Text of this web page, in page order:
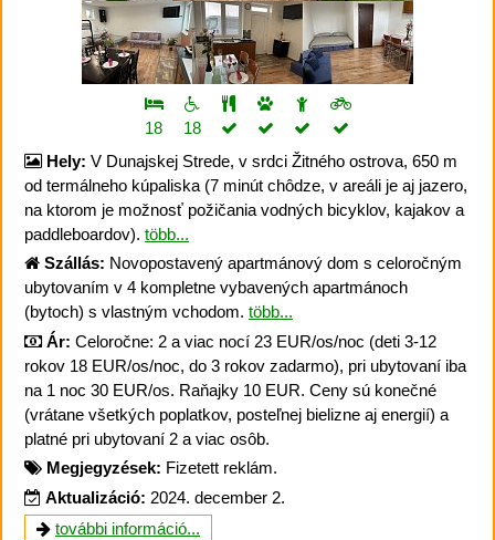
18
18
Hely: V Dunajskej Strede, v srdci Žitného ostrova, 650 m
od termálneho kúpaliska (7 minút chôdze, v areáli je aj jazero,
na ktorom je možnosť požičania vodných bicyklov, kajakov a
paddleboardov). több...
Szállás: Novopostavený apartmánový dom s celoročným
ubytovaním v 4 kompletne vybavených apartmánoch
(bytoch) s vlastným vchodom. több...
Ár: Celoročne: 2 a viac nocí 23 EUR/os/noc (deti 3-12
rokov 18 EUR/os/noc, do 3 rokov zadarmo), pri ubytovaní iba
na 1 noc 30 EUR/os. Raňajky 10 EUR. Ceny sú konečné
(vrátane všetkých poplatkov, posteľnej bielizne aj energií) a
platné pri ubytovaní 2 a viac osôb.
Megjegyzések: Fizetett reklám.
Aktualizáció: 2024. december 2.
további információ...